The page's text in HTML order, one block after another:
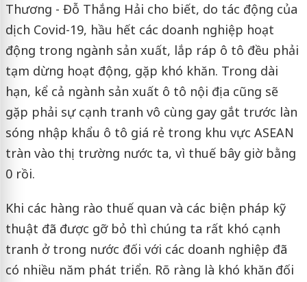
Thương - Đỗ Thắng Hải cho biết, do tác động của
dịch Covid-19, hầu hết các doanh nghiệp hoạt
động trong ngành sản xuất, lắp ráp ô tô đều phải
tạm dừng hoạt động, gặp khó khăn. Trong dài
hạn, kể cả ngành sản xuất ô tô nội địa cũng sẽ
gặp phải sự cạnh tranh vô cùng gay gắt trước làn
sóng nhập khẩu ô tô giá rẻ trong khu vực ASEAN
tràn vào thị trường nước ta, vì thuế bây giờ bằng
0 rồi.
Khi các hàng rào thuế quan và các biện pháp kỹ
thuật đã được gỡ bỏ thì chúng ta rất khó cạnh
tranh ở trong nước đối với các doanh nghiệp đã
có nhiều năm phát triển. Rõ ràng là khó khăn đối